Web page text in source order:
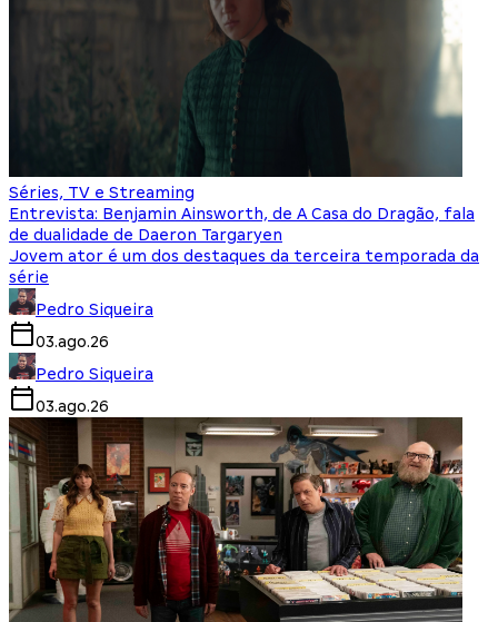
Séries, TV e Streaming
Entrevista: Benjamin Ainsworth, de A Casa do Dragão, fala
de dualidade de Daeron Targaryen
Jovem ator é um dos destaques da terceira temporada da
série
Pedro Siqueira
03.ago.26
Pedro Siqueira
03.ago.26